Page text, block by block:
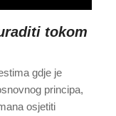
tokom
gdje je
principa,
osjetiti